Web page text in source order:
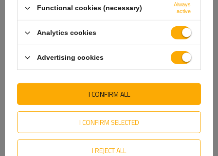
SE OGSÅ
Functional cookies (necessary)
Always
active
Analytics cookies
Advertising cookies
I CONFIRM SELECTED
I REJECT ALL
I CONFIRM ALL